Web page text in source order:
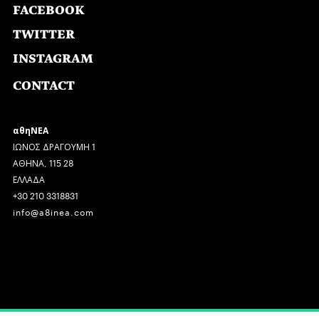
FACEBOOK
TWITTER
INSTAGRAM
CONTACT
αθηΝΕΑ
ΙΩΝΟΣ ΔΡΑΓΟΥΜΗ 1
ΑΘΗΝΑ, 115 28
ΕΛΛΑΔΑ
+30 210 3318831
info@a8inea.com